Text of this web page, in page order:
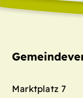
Marktplatz 7